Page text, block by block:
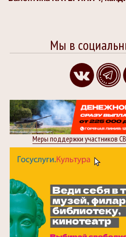
Мы в
Меры поддержки участников